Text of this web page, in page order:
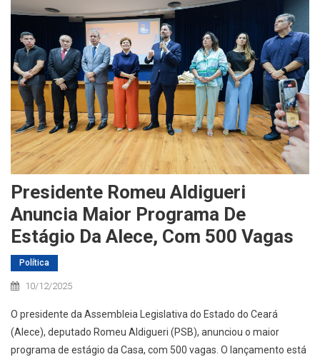
Presidente Romeu Aldigueri
Anuncia Maior Programa De
Estágio Da Alece, Com 500 Vagas
Política
10/12/2025
O presidente da Assembleia Legislativa do Estado do Ceará
(Alece), deputado Romeu Aldigueri (PSB), anunciou o maior
programa de estágio da Casa, com 500 vagas. O lançamento está